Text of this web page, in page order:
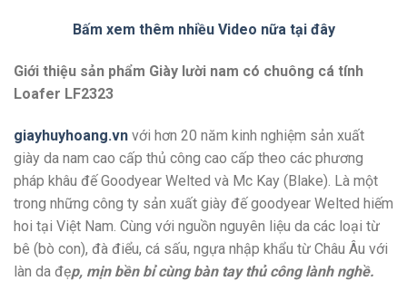
Bấm xem thêm nhiều Video nữa tại đây
Giới thiệu sản phẩm Giày lười nam có chuông cá tính
Loafer LF2323
giayhuyhoang.vn với hơn 20 năm kinh nghiệm sản xuất
giày da nam cao cấp thủ công cao cấp theo các phương
pháp khâu đế Goodyear Welted và Mc Kay (Blake). Là một
trong những công ty sản xuất giày đế goodyear Welted hiếm
hoi tại Việt Nam. Cùng với nguồn nguyên liệu da các loại từ
bê (bò con), đà điểu, cá sấu, ngựa nhập khẩu từ Châu Âu với
làn da đẹp, mịn bền bỉ cùng bàn tay thủ công lành nghề.